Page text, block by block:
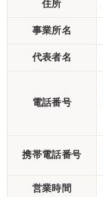
住所
事業所名
代表者名
電話番号
携帯電話番号
営業時間